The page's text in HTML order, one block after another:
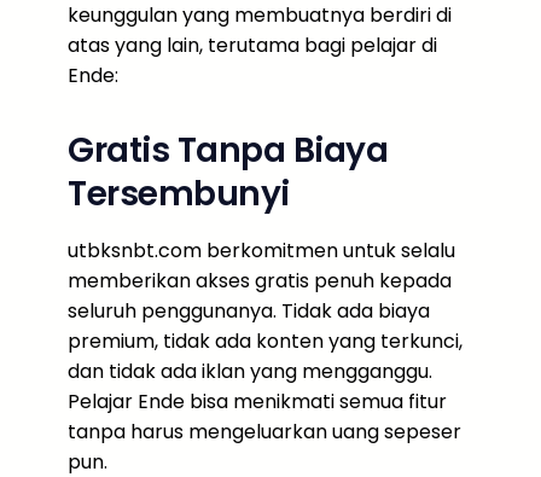
keunggulan yang membuatnya berdiri di
atas yang lain, terutama bagi pelajar di
Ende:
Gratis Tanpa Biaya
Tersembunyi
utbksnbt.com berkomitmen untuk selalu
memberikan akses gratis penuh kepada
seluruh penggunanya. Tidak ada biaya
premium, tidak ada konten yang terkunci,
dan tidak ada iklan yang mengganggu.
Pelajar Ende bisa menikmati semua fitur
tanpa harus mengeluarkan uang sepeser
pun.